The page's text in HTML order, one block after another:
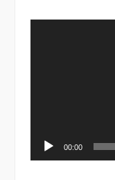
00:00